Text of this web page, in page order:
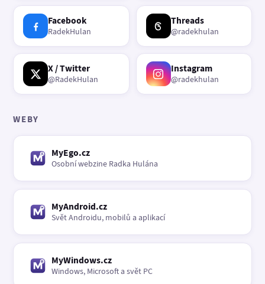
Facebook
RadekHulan
Threads
@radekhulan
X / Twitter
@RadekHulan
Instagram
@radekhulan
WEBY
MyEgo.cz
Osobní webzine Radka Hulána
MyAndroid.cz
Svět Androidu, mobilů a aplikací
MyWindows.cz
Windows, Microsoft a svět PC